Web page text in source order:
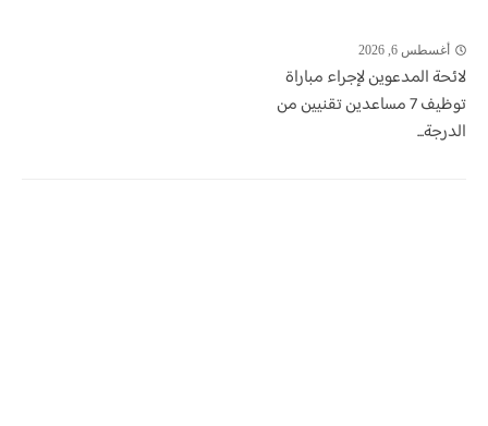
أغسطس 6, 2026
لائحة المدعوين لإجراء مباراة
توظيف 7 مساعدين تقنيين من
الدرجة...